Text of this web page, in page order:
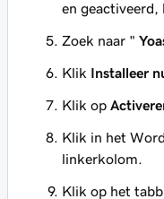
en geactiveerd,
Zoek naar "
Klik Installeer
Klik op
Klik in het
linkerkolom.
Klik op het